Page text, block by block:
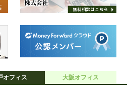
オフィス 大阪オフィス